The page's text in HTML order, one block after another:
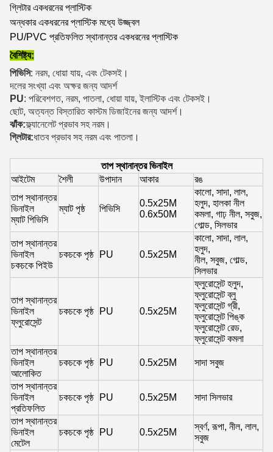
গ্লিটার একধরনের প্লাস্টিক
অন্ধকার একধরনের প্লাস্টিক মধ্যে উজ্জ্বল
PU/PVC প্রতিফলিত স্থানান্তর একধরনের প্লাস্টিক
বৈশিষ্ট্য:
পিভিসি: নরম, ধোয়া যায়, এবং টেকসই।
দলের সংখ্যা এবং অক্ষর জন্য আদর্শ
PU: পরিবেশগত, নরম, পাতলা, ধোয়া যায়, ইলাস্টিক এবং টেকসই।
ছোট, অত্যন্ত বিস্তারিত কাস্টম ডিজাইনের জন্য আদর্শ।
ঝাঁক:ফ্ল্যানেলেট প্রভাব সহ নরম।
গ্লিটার:ধাতব প্রভাব সহ নরম এবং পাতলা।
তাপ স্থানান্তর ভিনাইল
আইটেম
শৈলী উপাদান আকার
রঙ
তাপ স্থানান্তর
ভিনাইল
ম্যাট পিভিসি
ম্যাট পৃষ্ঠ পিভিসি
0.5x25M
0.6x50M
কালো, সাদা, লাল,
হলুদ, হালকা নীল
কমলা, গাঢ় নীল, সবুজ,
গোল্ড, সিলভার
তাপ স্থানান্তর
ভিনাইল
চকচকে পিইউ
চকচকে পৃষ্ঠ PU 0.5x25M
কালো, সাদা, লাল,
হলুদ,
নীল, সবুজ, গোল্ড,
সিলভার
তাপ স্থানান্তর
ভিনাইল
ফ্লুরোসেন্ট
চকচকে পৃষ্ঠ PU 0.5x25M
ফ্লুরোসেন্ট হলুদ,
ফ্লুরোসেন্ট ব্লু
ফ্লুরোসেন্ট গ্রী,
ফ্লুরোসেন্ট পিঙ্ক
ফ্লুরোসেন্ট রেড,
ফ্লুরোসেন্ট কমলা
তাপ স্থানান্তর
ভিনাইল
আলোকিত
চকচকে পৃষ্ঠ PU 0.5x25M সাদা সবুজ
তাপ স্থানান্তর
ভিনাইল
প্রতিফলিত
চকচকে পৃষ্ঠ PU 0.5x25M সাদা সিলভার
তাপ স্থানান্তর
ভিনাইল
মেটেল
চকচকে পৃষ্ঠ PU 0.5x25M
স্বর্ণ, রূপা, নীল, লাল,
সবুজ